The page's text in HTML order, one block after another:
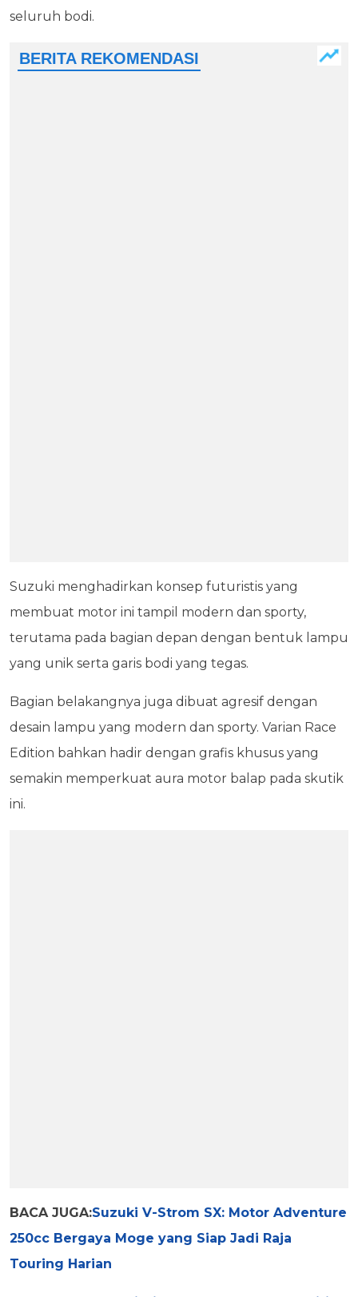
seluruh bodi.
Suzuki menghadirkan konsep futuristis yang
membuat motor ini tampil modern dan sporty,
terutama pada bagian depan dengan bentuk lampu
yang unik serta garis bodi yang tegas.
Bagian belakangnya juga dibuat agresif dengan
desain lampu yang modern dan sporty. Varian Race
Edition bahkan hadir dengan grafis khusus yang
semakin memperkuat aura motor balap pada skutik
ini.
BACA JUGA:Suzuki V-Strom SX: Motor Adventure
250cc Bergaya Moge yang Siap Jadi Raja
Touring Harian